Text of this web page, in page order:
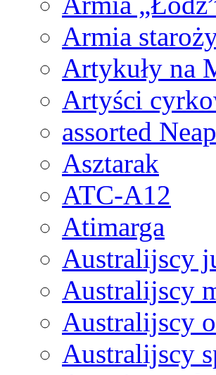
Armia
Artykuły na
Artyści
assorted
Asztarak
ATC-A12
Atimarga
Australijscy
Australijscy
Australijscy
Australijscy